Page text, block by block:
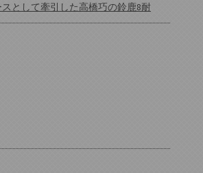
として牽引した高橋巧の鈴鹿8耐